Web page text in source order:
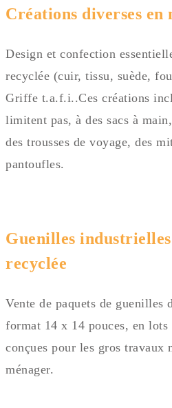
Créations diverses en
Design et confection
recyclée (cuir, tissu, suède,
Griffe t.a.f.i..Ces créations
limitent pas, à des sacs à
des trousses de voyage, des
pantoufles.
Guenilles
recyclée
Vente de paquets de guenilles
format 14 x 14 pouces, en
conçues pour les gros travaux
ménager.